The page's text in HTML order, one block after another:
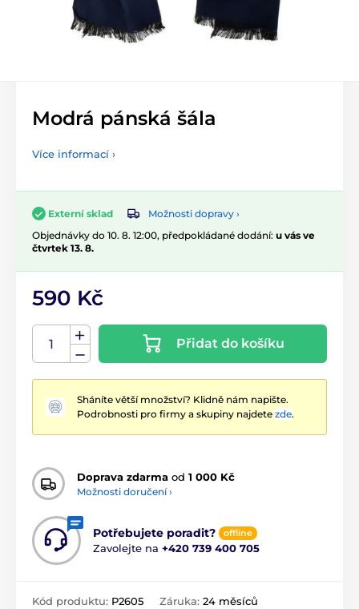
Modrá pánská šála
Více informací ›
Externí sklad
Možnosti dopravy ›
Objednávky do 10. 8. 12:00, předpokládané dodání: u vás ve
čtvrtek 13. 8.
590 Kč
Přidat do košíku
Sháníte větší množství? Klidně nám napište.
Podrobnosti pro firmy a skupiny najdete zde.
Doprava zdarma od 1 000 Kč
Možnosti doručení ›
Potřebujete poradit? offline
Zavolejte na +420 739 400 705
Kód produktu: P2605 Záruka: 24 měsíců